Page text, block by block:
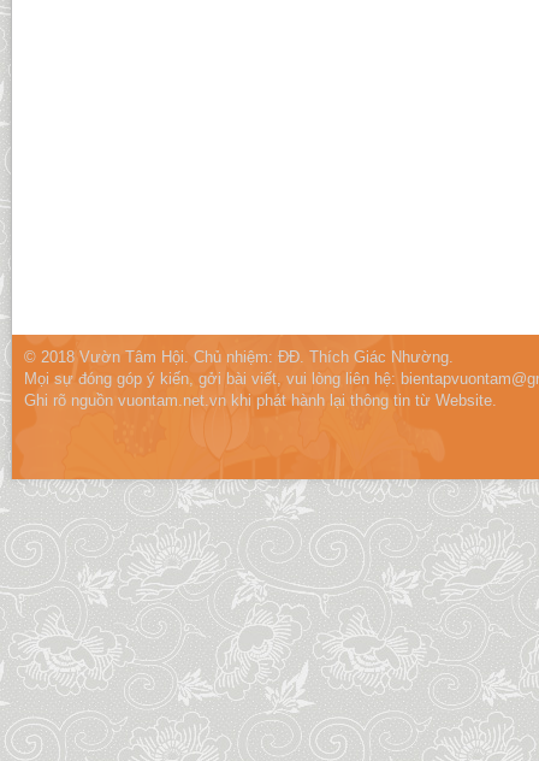
© 2018 Vườn Tâm Hội. Chủ nhiệm: ĐĐ. Thích Giác Nhường.
Mọi sự đóng góp ý kiến, gởi bài viết, vui lòng liên hệ:
Ghi rõ nguồn vuontam.net.vn khi phát hành lại thông tin từ Website.